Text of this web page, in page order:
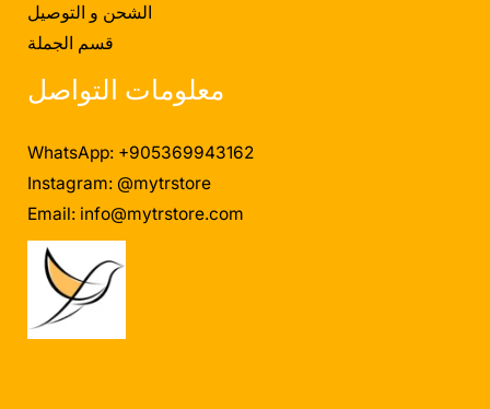
الشحن و التوصيل
قسم الجملة
معلومات التواصل
WhatsApp: +905369943162
Instagram: @mytrstore
Email: info@mytrstore.com